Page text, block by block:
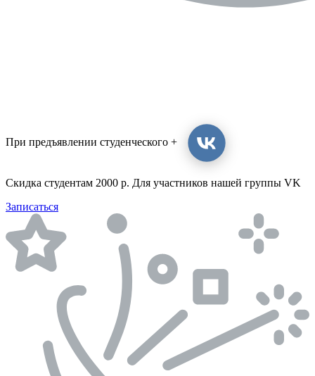
При предъявлении студенческого +
Скидка студентам 2000 р. Для участников нашей группы VK
Записаться